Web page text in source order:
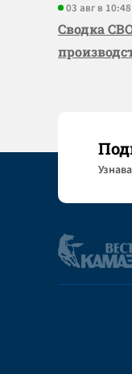
03 авг в 10:48
Сводка